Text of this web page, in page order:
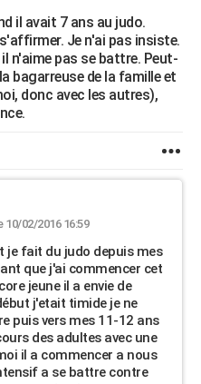
il avait 7 ans au judo.
Je n'ai pas insiste.
n'aime pas se battre. Peut-
bagarreuse de la famille et
donc avec les autres),
02/2016 16:59
je fait du judo depuis mes
que j'ai commencer cet
jeune il a envie de
j'etait timide je ne
puis vers mes 11-12 ans
des adultes avec une
il a commencer a nous
a se battre contre